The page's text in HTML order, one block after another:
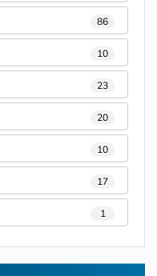
86
10
23
20
10
17
1